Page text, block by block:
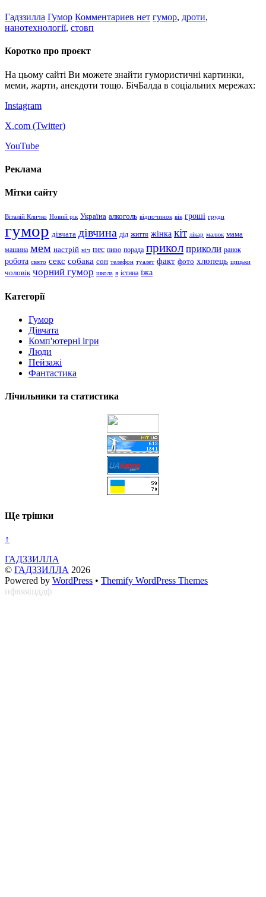
Гадззилла Гумор Комментариев нет гумор, дроти,
нанотехнології, стовп
Коротко про проєкт
На цьому сайті Ви можете знайти гумористичні картинки,
меми, жарти, анекдоти тощо. БічБалда в соціальних мережах:
Instagram
X.com (Twitter)
YouTube
Реклама
Мітки сайту
Віталій Кличко Новий рік Україна алкоголь відпочинок вік гроші груди
гумор дівчата дівчина дід життя жінка кіт лікар малюк мама
машина мем настрій ніч пес пиво порада прикол приколи ранок
робота свято секс собака сон телефон туалет факт фото хлопець цицьки
чоловік чорний гумор школа я істина їжа
Категорії
Гумор
Дівчата
Комп'ютерні ігри
Люди
Пейзажі
Фантастика
Лічильники та статистика
Ще трішки
↑
ГАДЗЗИЛЛА
© ГАДЗЗИЛЛА 2026
Powered by WordPress • Themify WordPress Themes
пфвяяшддф